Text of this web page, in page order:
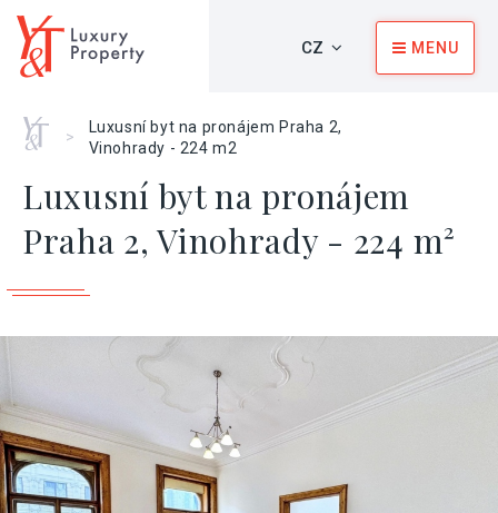
CZ MENU
Home
>
Luxusní byt na pronájem Praha 2,
Vinohrady - 224 m2
Luxusní byt na pronájem
Praha 2, Vinohrady - 224 m²